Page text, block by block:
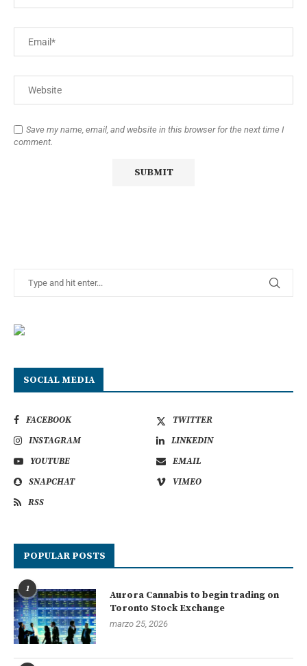
Save my name, email, and website in this browser for the next time I
comment.
SOCIAL MEDIA
FACEBOOK
TWITTER
INSTAGRAM
LINKEDIN
YOUTUBE
EMAIL
SNAPCHAT
VIMEO
RSS
POPULAR POSTS
1
Aurora Cannabis to begin trading on
Toronto Stock Exchange
marzo 25, 2026